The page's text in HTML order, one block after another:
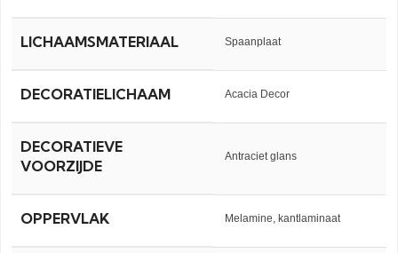
LICHAAMSMATERIAAL Spaanplaat
DECORATIELICHAAM Acacia Decor
DECORATIEVE
VOORZIJDE
Antraciet glans
OPPERVLAK Melamine, kantlaminaat